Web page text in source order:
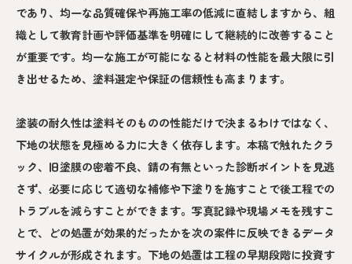
であり、均一な品質確保や再施工率の低減に直結しますから、組
織として教育計画や評価基準を明確にして継続的に改善すること
が重要です。均一な施工が可能になると材料の性能を最大限に引
き出せるため、塗料選定や保証の信頼性も高まります。
塗装の耐久性は塗料そのものの性能だけで決まるわけではなく、
下地の状態を見極める力に大きく依存します。本稿で触れたクラ
ック、旧塗膜の密着不良、錆の有無といった診断ポイントを見逃
さず、必要に応じて適切な補修や下塗りを施すことで後工程での
トラブルを減らすことができます。写真記録や現場メモを残すこ
とで、どの処置が効果的だったかを次の案件に反映できるデータ
サイクルが形成されます。下地の処置は工程の早期段階に投資す